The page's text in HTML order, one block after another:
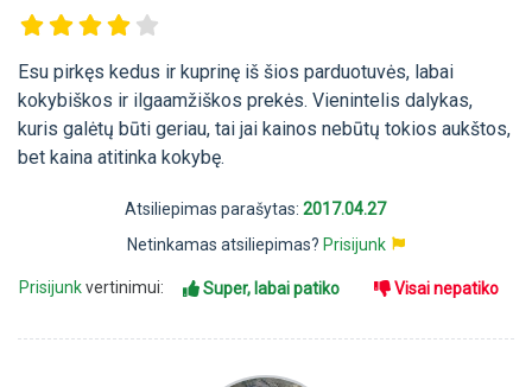
Esu pirkęs kedus ir kuprinę iš šios parduotuvės, labai
kokybiškos ir ilgaamžiškos prekės. Vienintelis dalykas,
kuris galėtų būti geriau, tai jai kainos nebūtų tokios aukštos,
bet kaina atitinka kokybę.
Atsiliepimas parašytas: 2017.04.27
Netinkamas atsiliepimas? Prisijunk
Prisijunkvertinimui: Super, labai patiko Visai nepatiko